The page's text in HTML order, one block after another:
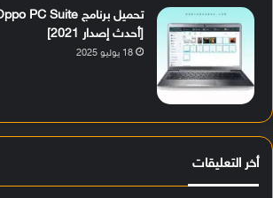
[أحدث إصدار 2021]
18 يوليو 2025
أخر التعليقات